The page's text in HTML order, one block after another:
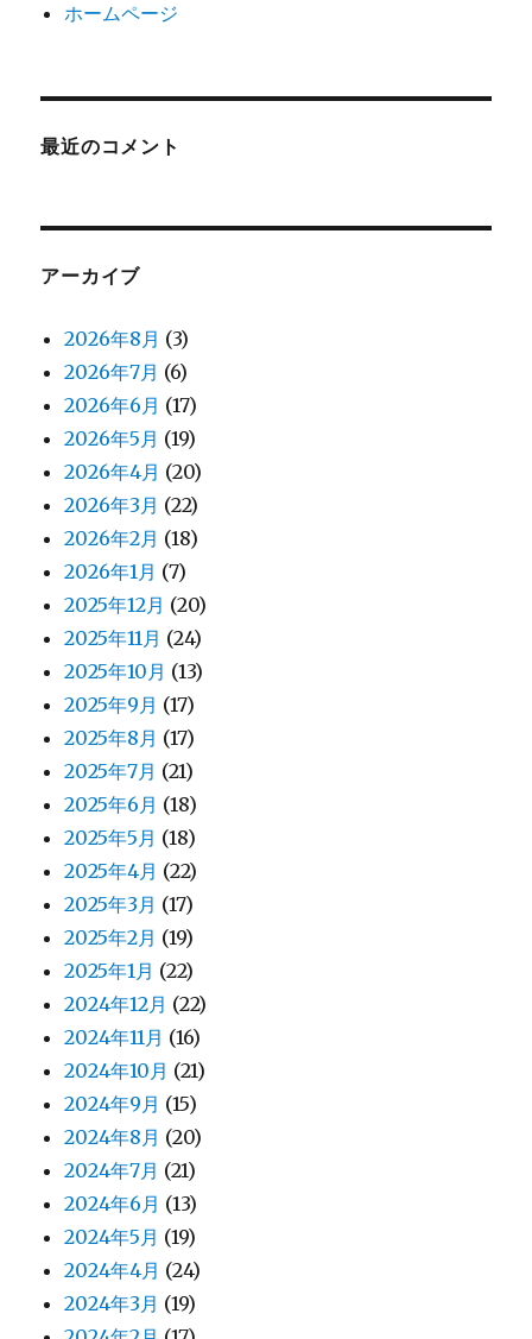
ホームページ
最近のコメント
アーカイブ
2026年8月 (3)
2026年7月 (6)
2026年6月 (17)
2026年5月 (19)
2026年4月 (20)
2026年3月 (22)
2026年2月 (18)
2026年1月 (7)
2025年12月 (20)
2025年11月 (24)
2025年10月 (13)
2025年9月 (17)
2025年8月 (17)
2025年7月 (21)
2025年6月 (18)
2025年5月 (18)
2025年4月 (22)
2025年3月 (17)
2025年2月 (19)
2025年1月 (22)
2024年12月 (22)
2024年11月 (16)
2024年10月 (21)
2024年9月 (15)
2024年8月 (20)
2024年7月 (21)
2024年6月 (13)
2024年5月 (19)
2024年4月 (24)
2024年3月 (19)